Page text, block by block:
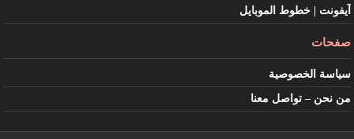
آيفونت | خطوط الموبايل
صفحات
سياسة الخصوصية
من نحن – تواصل معنا